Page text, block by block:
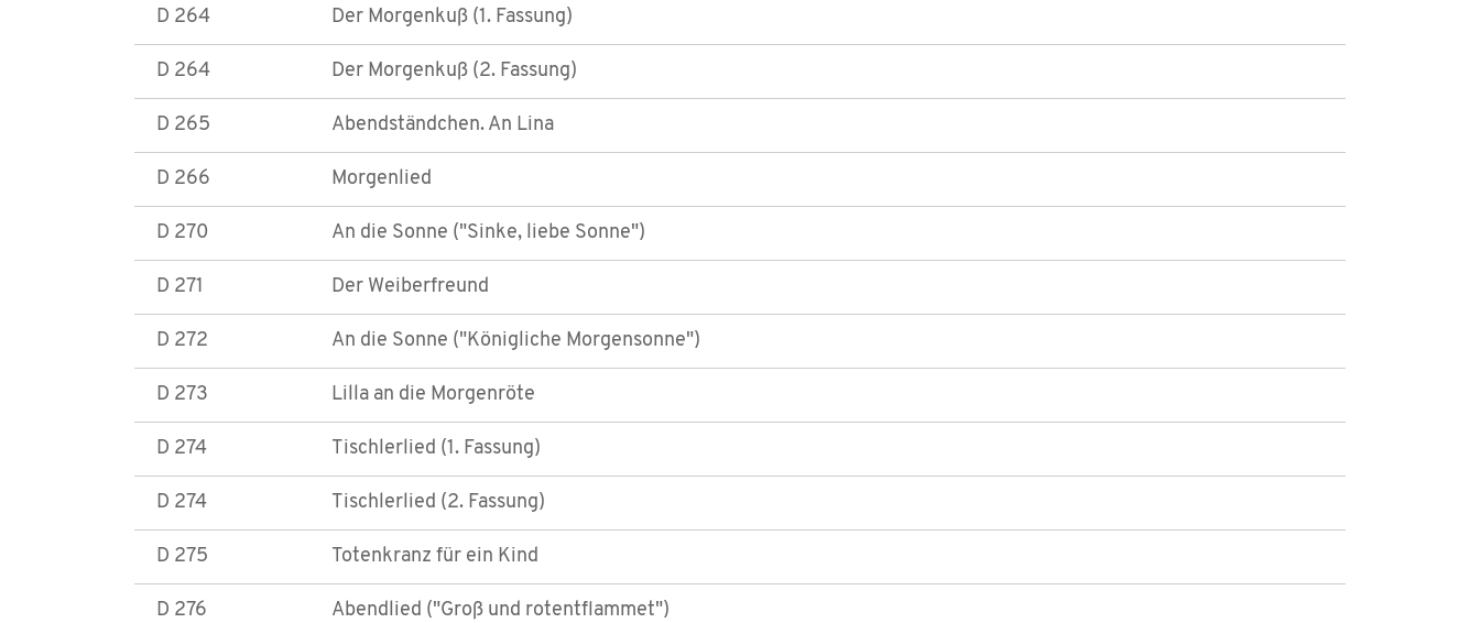
D 264 Der Morgenkuß (1. Fassung)
D 264 Der Morgenkuß (2. Fassung)
D 265 Abendständchen. An Lina
D 266 Morgenlied
D 270 An die Sonne ("Sinke, liebe Sonne")
D 271 Der Weiberfreund
D 272 An die Sonne ("Königliche Morgensonne")
D 273 Lilla an die Morgenröte
D 274 Tischlerlied (1. Fassung)
D 274 Tischlerlied (2. Fassung)
D 275 Totenkranz für ein Kind
D 276 Abendlied ("Groß und rotentflammet")